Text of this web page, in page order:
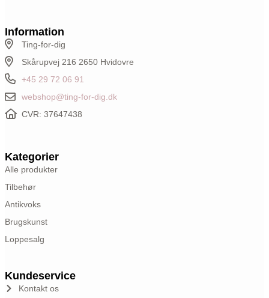
Information
Ting-for-dig
Skårupvej 216 2650 Hvidovre
+45 29 72 06 91
webshop@ting-for-dig.dk
CVR: 37647438
Kategorier
Alle produkter
Tilbehør
Antikvoks
Brugskunst
Loppesalg
Kundeservice
Kontakt os